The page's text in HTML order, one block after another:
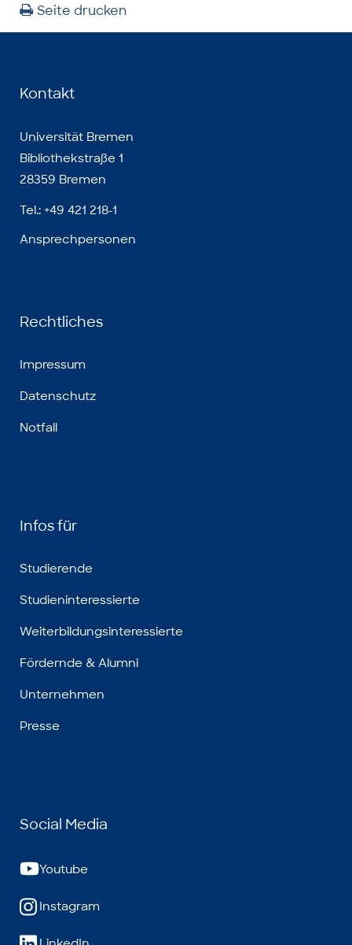
Seite drucken
Kontakt
Universität Bremen
Bibliothekstraße 1
28359 Bremen
Tel.: +49 421 218-1
Ansprechpersonen
Rechtliches
Impressum
Datenschutz
Notfall
Infos für
Studierende
Studieninteressierte
Weiterbildungsinteressierte
Fördernde & Alumni
Unternehmen
Presse
Social Media
Youtube
Instagram